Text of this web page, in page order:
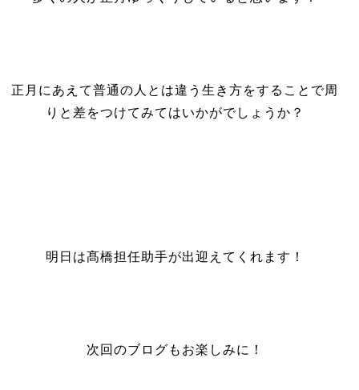
正月にあえて普通の人とは違う生き方をすることで周
りと差をつけてみてはいかがでしょうか？
明日は髙橋担任助手が出迎えてくれます！
次回のブログもお楽しみに！